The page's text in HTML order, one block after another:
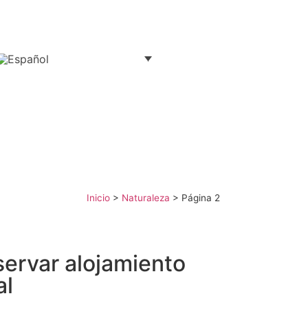
Inicio > Naturaleza > Página 2
alojamiento